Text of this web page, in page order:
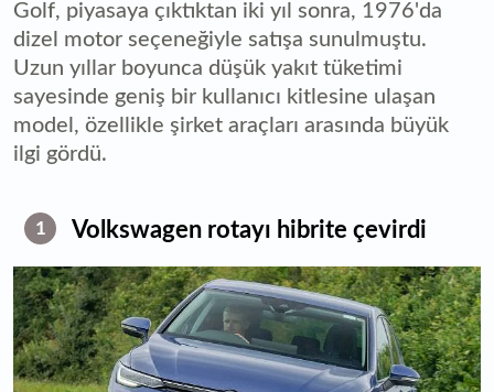
Golf, piyasaya çıktıktan iki yıl sonra, 1976'da
dizel motor seçeneğiyle satışa sunulmuştu.
Uzun yıllar boyunca düşük yakıt tüketimi
sayesinde geniş bir kullanıcı kitlesine ulaşan
model, özellikle şirket araçları arasında büyük
ilgi gördü.
1 Volkswagen rotayı hibrite çevirdi